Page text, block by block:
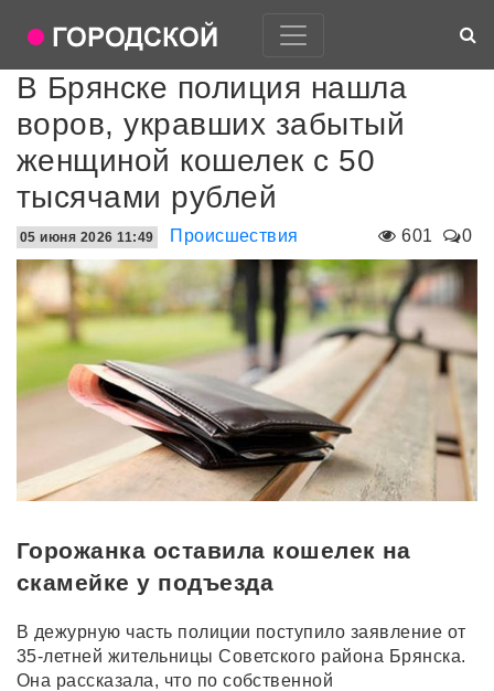
В Брянске полиция нашла
воров, укравших забытый
женщиной кошелек с 50
тысячами рублей
601 0
05 июня 2026 11:49 Происшествия
Горожанка оставила кошелек на
скамейке у подъезда
В дежурную часть полиции поступило заявление от
35-летней жительницы Советского района Брянска.
Она рассказала, что по собственной